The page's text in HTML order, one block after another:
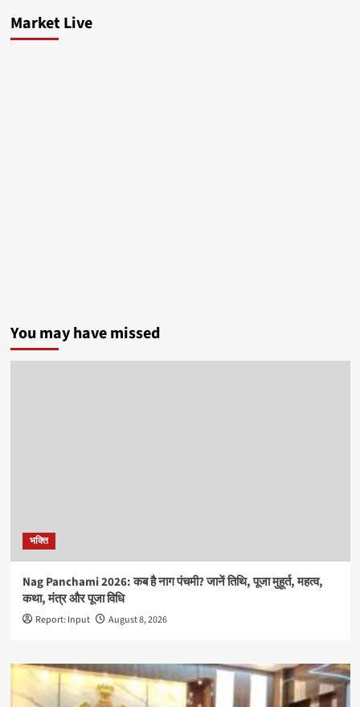
Market Live
You may have missed
भक्ति
Nag Panchami 2026: कब है नाग पंचमी? जानें तिथि, पूजा मुहूर्त, महत्व,
कथा, मंत्र और पूजा विधि
Report: Input August 8, 2026